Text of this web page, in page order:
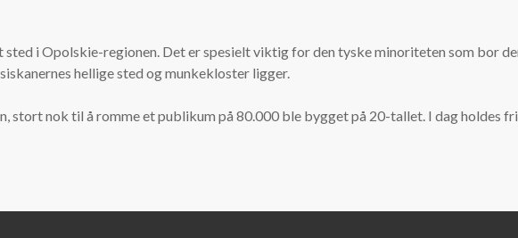
sted i Opolskie-regionen. Det er spesielt viktig for den tyske minoriteten som bor
hellige sted og munkekloster ligger.
stort nok til å romme et publikum på 80.000 ble bygget på 20-tallet. I dag holdes